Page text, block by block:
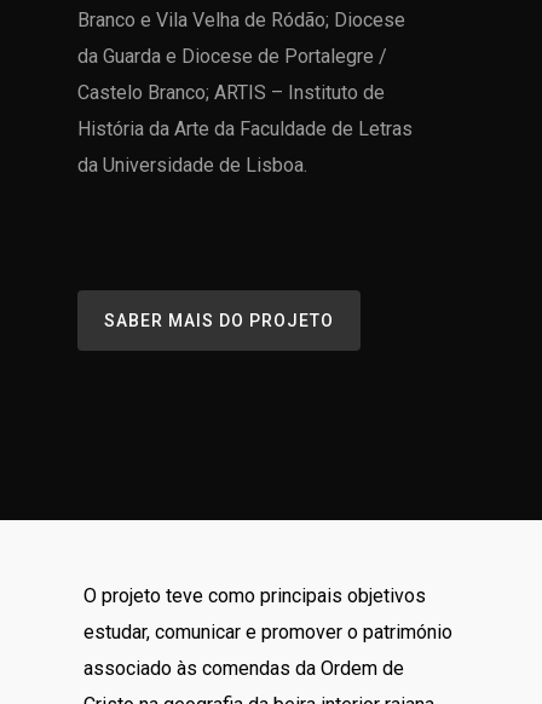
Branco e Vila Velha de Ródão; Diocese
da Guarda e Diocese de Portalegre /
Castelo Branco; ARTIS – Instituto de
História da Arte da Faculdade de Letras
da Universidade de Lisboa.
SABER MAIS DO PROJETO
O projeto teve como principais objetivos
estudar, comunicar e promover o património
associado às comendas da Ordem de